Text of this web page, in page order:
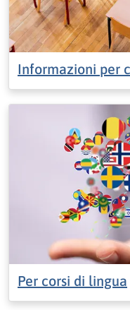
Informazioni per
Per corsi di lingua